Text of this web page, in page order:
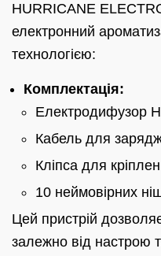
HURRICANE
електронний
технологією:
Комплектація:
Електродифузор
Кабель для
Кліпса для
10 неймовірних
Цей пристрій
залежно від настрою